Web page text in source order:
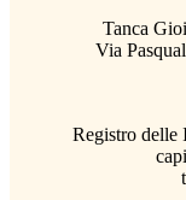
Tanca
Via
Registro delle